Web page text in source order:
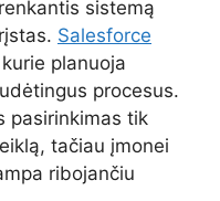
sistemą
Salesforce
planuoja
procesus.
pasirinkimas tik
tačiau įmonei
ribojančiu